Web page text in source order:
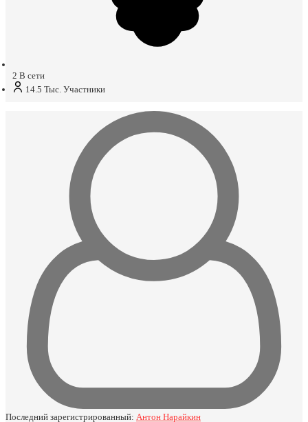
2 В сети
14.5 Тыс. Участники
Последний зарегистрированный: Антон Нарайкин